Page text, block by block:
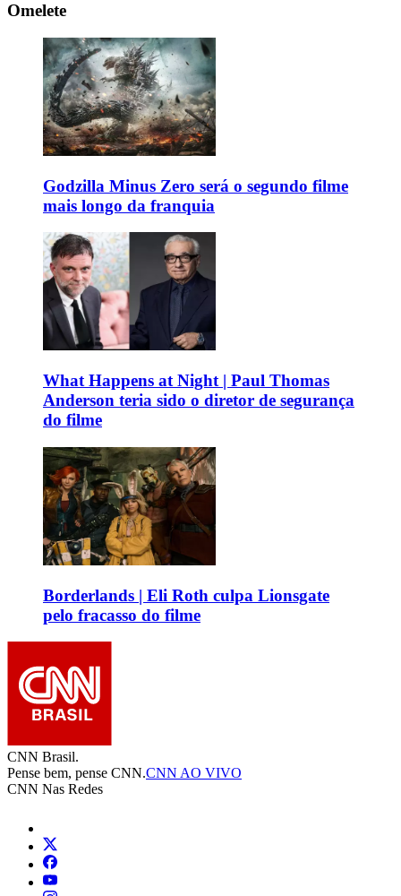
Omelete
Godzilla Minus Zero será o segundo filme
mais longo da franquia
What Happens at Night | Paul Thomas
Anderson teria sido o diretor de segurança
do filme
Borderlands | Eli Roth culpa Lionsgate
pelo fracasso do filme
CNN Brasil.
Pense bem, pense CNN.CNN AO VIVO
CNN Nas Redes